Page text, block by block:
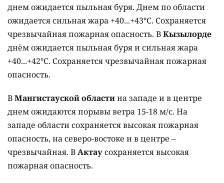
днем ожидается пыльная буря. Днем по области
ожидается сильная жара +40...+43°C. Сохраняется
чрезвычайная пожарная опасность. ВКызылорде
днём ожидается пыльная буря и сильная жара
+40...+42°C. Сохраняется чрезвычайная пожарная
опасность.
ВМангистауской областина западе и в центре
днем ожидаются порывы ветра 15-18 м/с. На
западе области сохраняется высокая пожарная
опасность, на северо-востоке и в центре –
чрезвычайная. ВАктаусохраняется высокая
пожарная опасность.